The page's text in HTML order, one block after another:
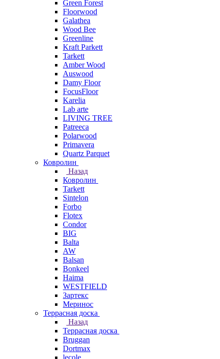
Green Forest
Floorwood
Galathea
Wood Bee
Greenline
Kraft Parkett
Tarkett
Amber Wood
Auswood
Damy Floor
FocusFloor
Karelia
Lab arte
LIVING TREE
Patreeca
Polarwood
Primavera
Quartz Parquet
Ковролин
Назад
Ковролин
Tarkett
Sintelon
Forbo
Flotex
Condor
BIG
Balta
AW
Balsan
Bonkeel
Haima
WESTFIELD
Зартекс
Меринос
Террасная доска
Назад
Террасная доска
Bruggan
Dortmax
lecole